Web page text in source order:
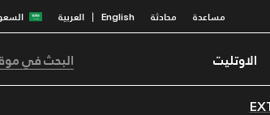
مساعدة محادثة English
| العربية
الاوتليت